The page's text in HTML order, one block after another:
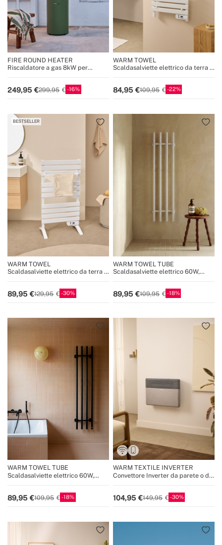
FIRE ROUND HEATER
Riscaldatore a gas 8kW per
249,95 299,95 16
WARM TOWEL
Scaldasalviette elettrico da terra o
84,95 109,95 22
BESTSELLER
WARM TOWEL
Scaldasalviette elettrico da terra o
89,95 129,95 30
WARM TOWEL TUBE
Scaldasalviette elettrico 60W,
89,95 109,95 18
WARM TOWEL TUBE
Scaldasalviette elettrico 60W,
89,95 109,95 18
WARM TEXTILE INVERTER
Convettore Inverter da parete o da
104,95 149,95 30